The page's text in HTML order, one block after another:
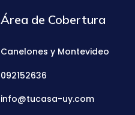
Área de Cobertura
Canelones y Montevideo
092152636
info@tucasa-uy.com